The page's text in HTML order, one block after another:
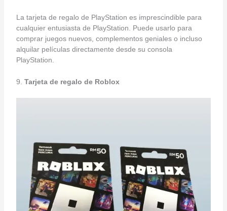
La tarjeta de regalo de PlayStation es imprescindible para
cualquier entusiasta de PlayStation. Puede usarlo para
comprar juegos nuevos, complementos geniales o incluso
alquilar películas directamente desde su consola
PlayStation.
9. Tarjeta de regalo de Roblox